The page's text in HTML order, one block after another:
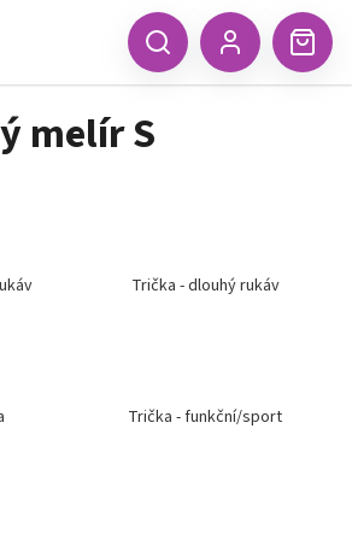
HledatPřihlášení
melír S
Trička - dlouhý rukáv
Trička - funkční/sport